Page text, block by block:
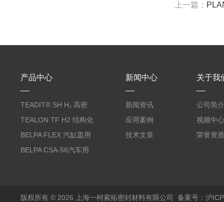
上一篇：
产品中心
TEADIT® SH H₂ 高密
度纯PTFE垫片
TEALON TF H2 结构化
PTFE垫片
BELPA FLEX 汽缸盖用
无石棉金属增强密封垫
BELPA CSA-56汽车用
新闻中心
新闻资讯
应用案例
技术文章
关于我
公司简介
视频中心
荣誉资质
版权所有 © 2026 上海一柯索拓密封材料有限公司 备案号：沪